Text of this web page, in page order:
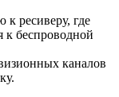
ресиверу, где
к беспроводной
каналов